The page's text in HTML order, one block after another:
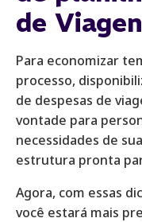
de
Para economizar
processo,
de despesas de
vontade para
necessidades de
estrutura pronta
Agora, com essas
você estará mais